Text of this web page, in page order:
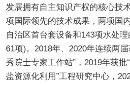
发展拥有自主知识产权的核心技
项国际领先的技术成果，两项国
自治区首台套设备和143项水处
61项)。2018年、2020年连续两
秀院士专家工作站”，2019年获
盐资源化利用”工程研究中心，